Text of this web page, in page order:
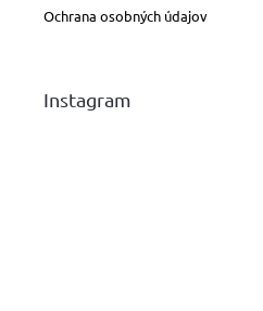
Ochrana osobných údajov
Instagram